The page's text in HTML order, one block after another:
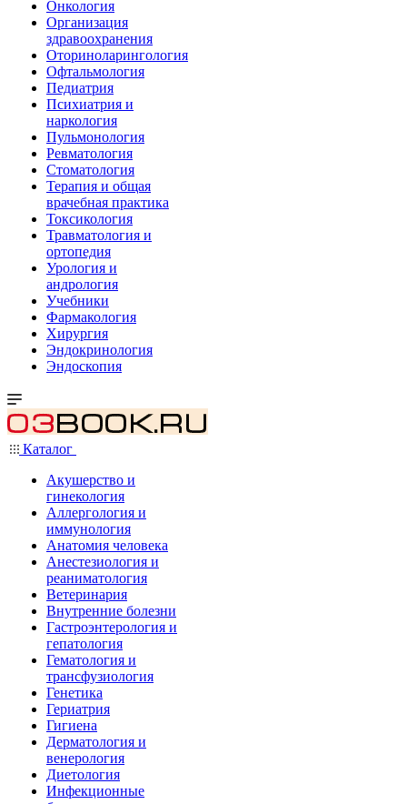
Онкология
Организация
здравоохранения
Оториноларингология
Офтальмология
Педиатрия
Психиатрия и
наркология
Пульмонология
Ревматология
Стоматология
Терапия и общая
врачебная практика
Токсикология
Травматология и
ортопедия
Урология и
андрология
Учебники
Фармакология
Хирургия
Эндокринология
Эндоскопия
Каталог
Акушерство и
гинекология
Аллергология и
иммунология
Анатомия человека
Анестезиология и
реаниматология
Ветеринария
Внутренние болезни
Гастроэнтерология и
гепатология
Гематология и
трансфузиология
Генетика
Гериатрия
Гигиена
Дерматология и
венерология
Диетология
Инфекционные